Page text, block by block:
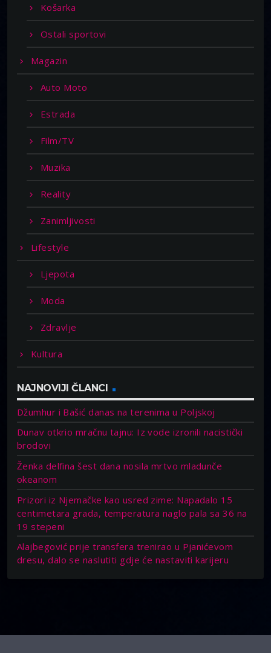
Košarka
Ostali sportovi
Magazin
Auto Moto
Estrada
Film/TV
Muzika
Reality
Zanimljivosti
Lifestyle
Ljepota
Moda
Zdravlje
Kultura
NAJNOVIJI ČLANCI
Džumhur i Bašić danas na terenima u Poljskoj
Dunav otkrio mračnu tajnu: Iz vode izronili nacistički
brodovi
Ženka delfina šest dana nosila mrtvo mladunče
okeanom
Prizori iz Njemačke kao usred zime: Napadalo 15
centimetara grada, temperatura naglo pala sa 36 na
19 stepeni
Alajbegović prije transfera trenirao u Pjanićevom
dresu, dalo se naslutiti gdje će nastaviti karijeru